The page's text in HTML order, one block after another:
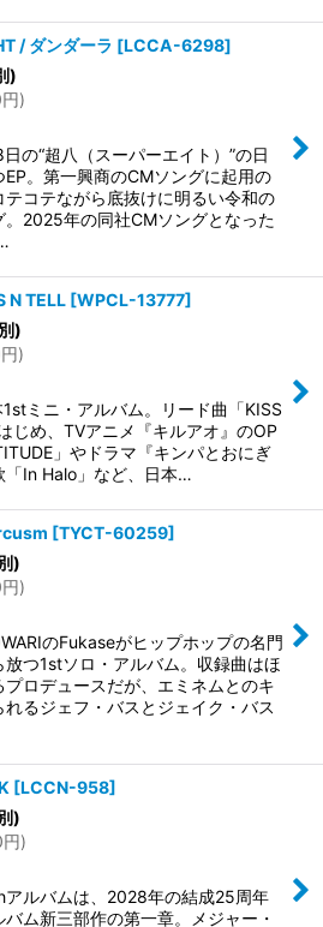
/ ダンダーラ [LCCA-6298]
)
円)
の“超八（スーパーエイト）”の日
EP。第一興商のCMソングに起用の
テコテながら底抜けに明るい令和の
。2025年の同社CMソングとなった
N TELL [WPCL-13777]
)
円)
ミニ・アルバム。リード曲「KISS
じめ、TVアニメ『キルアオ』のOP
」やドラマ『キンパとおにぎ
「In Halo」など、日本…
[TYCT-60259]
)
円)
のFukaseがヒップホップの名門
放つ1stソロ・アルバム。収録曲はほ
プロデュースだが、エミネムとのキ
れるジェフ・バスとジェイク・バス
[LCCN-958]
)
円)
アルバムは、2028年の結成25周年
ム新三部作の第一章。メジャー・